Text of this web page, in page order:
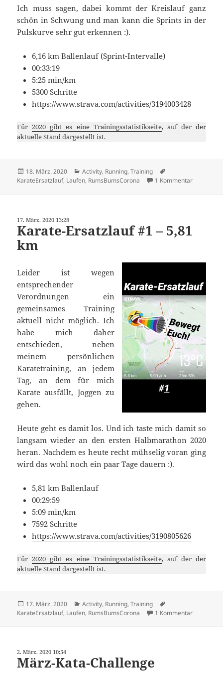
Ich muss sagen, dabei kommt der Kreislauf ganz
schön in Schwung und man kann die Sprints in der
Pulskurve sehr gut erkennen :).
6,16 km Ballenlauf (Sprint-Intervalle)
00:33:19
5:25 min/km
5300 Schritte
https://www.strava.com/activities/3194003428
Für2020 gibt es eine Trainingsstatistikseite, auf der der
aktuelle Stand dargestellt ist.
Veröffentlicht
am
18. März. 2020 Kategorien
Activity, Running,Training
KarateErsatzlauf, Laufen, RumsBumsCorona 1 Kommentarzu Karate-
17. März. 2020 13:28
Karate-Ersatzlauf #1 – 5,81
km
Leider ist wegen
entsprechender
Verordnungen ein
gemeinsames Training
aktuell nicht möglich. Ich
habe mich daher
entschieden, neben
meinem persönlichen
Karatetraining, an jedem
Tag, an dem für mich
Karate ausfällt, Joggen zu
gehen.
Heute geht es damit los. Und ich taste mich damit so
langsam wieder an den ersten Halbmarathon 2020
heran. Nachdem es heute recht mühselig voran ging
wird das wohl noch ein paar Tage dauern :).
5,81 km Ballenlauf
00:29:59
5:09 min/km
7592 Schritte
https://www.strava.com/activities/3190805626
Für2020 gibt es eine Trainingsstatistikseite, auf der der
aktuelle Stand dargestellt ist.
Veröffentlicht
am
17. März. 2020 Kategorien
Activity, Running,Training
KarateErsatzlauf, Laufen, RumsBumsCorona 1 Kommentarzu Karate-
2. März. 2020 10:54
März-Kata-Challenge